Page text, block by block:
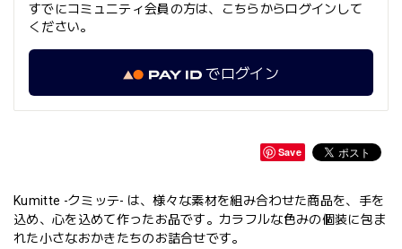
すでにコミュニティ会員の方は、こちらからログインして
ください。
でログイン
Save
Kumitte -クミッテ- は、様々な素材を組み合わせた商品を、手を
込め、心を込めて作ったお品です。カラフルな色みの個装に包ま
れた小さなおかきたちのお詰合せです。